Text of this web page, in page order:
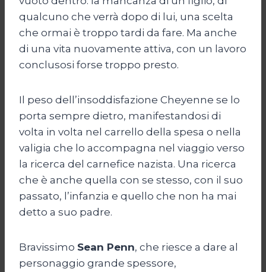
qualcuno che verrà dopo di lui, una scelta
che ormai è troppo tardi da fare. Ma anche
di una vita nuovamente attiva, con un lavoro
conclusosi forse troppo presto.
Il peso dell’insoddisfazione Cheyenne se lo
porta sempre dietro, manifestandosi di
volta in volta nel carrello della spesa o nella
valigia che lo accompagna nel viaggio verso
la ricerca del carnefice nazista. Una ricerca
che è anche quella con se stesso, con il suo
passato, l’infanzia e quello che non ha mai
detto a suo padre.
Bravissimo Sean Penn, che riesce a dare al
personaggio grande spessore,